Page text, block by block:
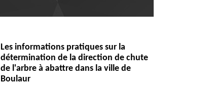
Les informations pratiques sur la
détermination de la direction de chute
de l'arbre à abattre dans la ville de
Boulaur